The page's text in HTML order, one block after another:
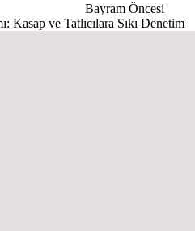
Bayram Öncesi
Kasap ve Tatlıcılara Sıkı Denetim